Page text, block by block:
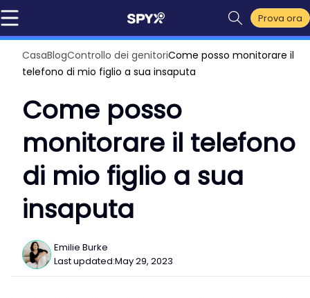
Prova ora
CasaBlogControllo dei genitoriCome posso monitorare il
telefono di mio figlio a sua insaputa
Come posso
monitorare il telefono
di mio figlio a sua
insaputa
Emilie Burke
Last updated:May 29, 2023